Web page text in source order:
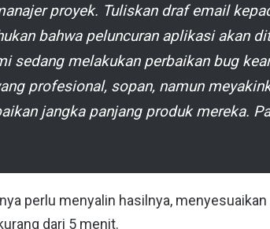
proyek. Tuliskan draf email
bahwa peluncuran aplikasi akan
sedang melakukan perbaikan bug
profesional, sopan, namun
jangka panjang produk mereka.
perlu menyalin hasilnya, menyesuaikan
dari 5 menit.